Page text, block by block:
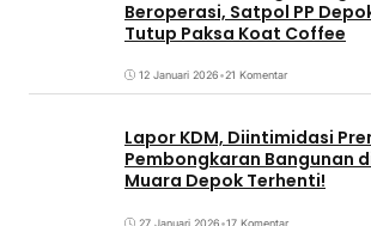
Beroperasi, Satpol PP
Tutup Paksa Koat Coffee
12 Januari 2026•21 Komentar
Lapor KDM, Diintimidasi
Pembongkaran Bangunan
Muara Depok Terhenti!
27 Januari 2026•17 Komentar